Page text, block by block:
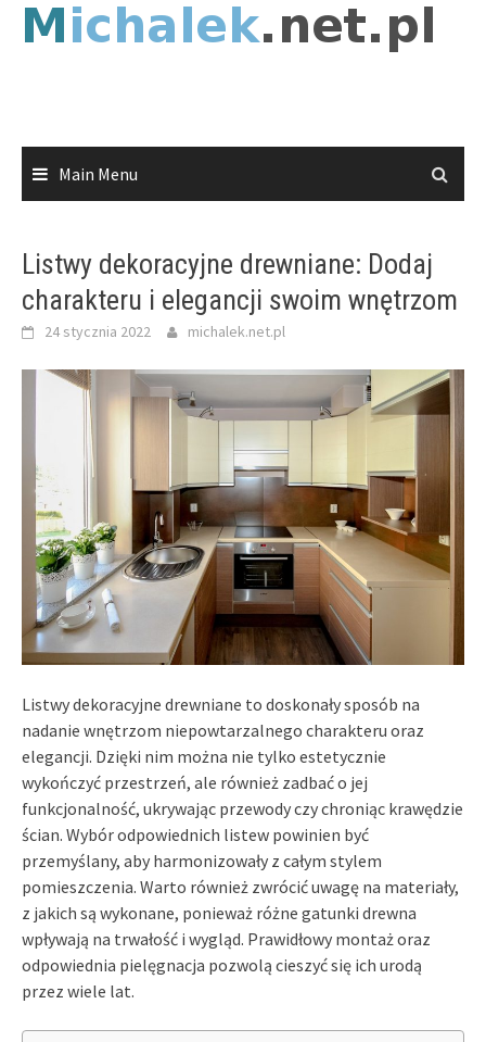
Skip
Main Menu
Listwy dekoracyjne drewniane: Dodaj
charakteru i elegancji swoim wnętrzom
24 stycznia 2022 michalek.net.pl
Listwy dekoracyjne drewniane to doskonały sposób na
nadanie wnętrzom niepowtarzalnego charakteru oraz
elegancji. Dzięki nim można nie tylko estetycznie
wykończyć przestrzeń, ale również zadbać o jej
funkcjonalność, ukrywając przewody czy chroniąc krawędzie
ścian. Wybór odpowiednich listew powinien być
przemyślany, aby harmonizowały z całym stylem
pomieszczenia. Warto również zwrócić uwagę na materiały,
z jakich są wykonane, ponieważ różne gatunki drewna
wpływają na trwałość i wygląd. Prawidłowy montaż oraz
odpowiednia pielęgnacja pozwolą cieszyć się ich urodą
przez wiele lat.